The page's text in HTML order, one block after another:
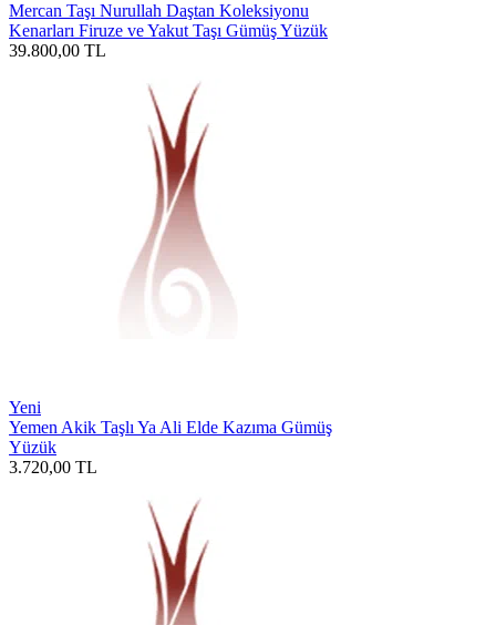
Mercan Taşı Nurullah Daştan Koleksiyonu
Kenarları Firuze ve Yakut Taşı Gümüş Yüzük
39.800,00 TL
Yeni
Yemen Akik Taşlı Ya Ali Elde Kazıma Gümüş
Yüzük
3.720,00 TL